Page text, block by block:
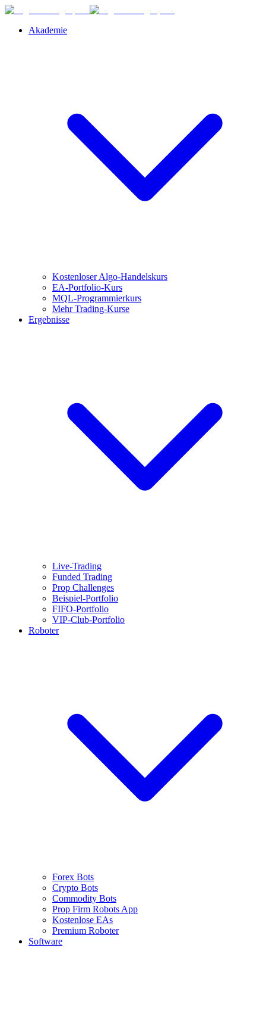
Akademie
Kostenloser Algo-Handelskurs
EA-Portfolio-Kurs
MQL-Programmierkurs
Mehr Trading-Kurse
Ergebnisse
Live-Trading
Funded Trading
Prop Challenges
Beispiel-Portfolio
FIFO-Portfolio
VIP-Club-Portfolio
Roboter
Forex Bots
Crypto Bots
Commodity Bots
Prop Firm Robots App
Kostenlose EAs
Premium Roboter
Software